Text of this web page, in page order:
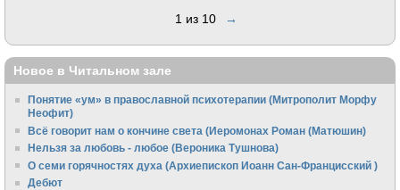
1 из 10 →
Новое в Читальном зале
Понятие «ум» в православной психотерапии (Митрополит Морфу
Неофит)
Всё говорит нам о кончине света (Иеромонах Роман (Матюшин)
Нельзя за любовь - любое (Вероника Тушнова)
О семи горячностях духа (Архиепископ Иоанн Сан-Францисский )
Дебют